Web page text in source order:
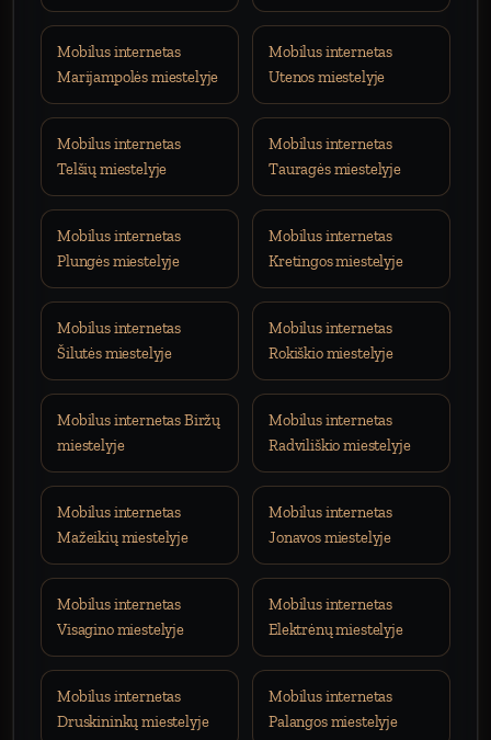
Mobilus internetas
Marijampolės miestelyje
Mobilus internetas
Utenos miestelyje
Mobilus internetas
Telšių miestelyje
Mobilus internetas
Tauragės miestelyje
Mobilus internetas
Plungės miestelyje
Mobilus internetas
Kretingos miestelyje
Mobilus internetas
Šilutės miestelyje
Mobilus internetas
Rokiškio miestelyje
Mobilus internetas Biržų
miestelyje
Mobilus internetas
Radviliškio miestelyje
Mobilus internetas
Mažeikių miestelyje
Mobilus internetas
Jonavos miestelyje
Mobilus internetas
Visagino miestelyje
Mobilus internetas
Elektrėnų miestelyje
Mobilus internetas
Druskininkų miestelyje
Mobilus internetas
Palangos miestelyje